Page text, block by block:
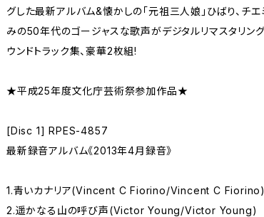
グした最新アルバム&懐かしの「元祖三人娘」ひばり、チエ
みの50年代のゴージャスな歌声がデジタルリマスタリン
ウンドトラック集、豪華2枚組!
★平成25年度文化庁芸術祭参加作品★
[Disc 1] RPES-4857
最新録音アルバム《2013年4月録音》
1.青いカナリア(Vincent C Fiorino/Vincent C Fiorino)
2.遥かなる山の呼び声(Victor Young/Victor Young)